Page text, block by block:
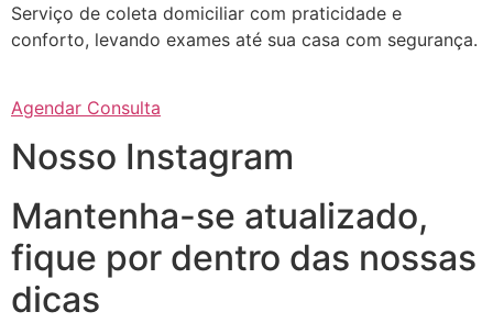
Serviço de coleta domiciliar com praticidade e
conforto, levando exames até sua casa com segurança.
Agendar Consulta
Nosso Instagram
Mantenha-se atualizado,
fique por dentro das nossas
dicas